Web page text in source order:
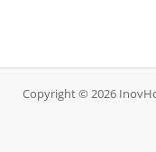
Copyright © 2026